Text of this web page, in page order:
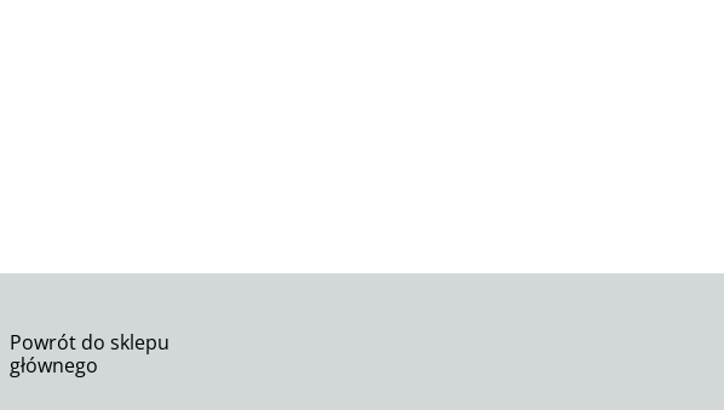
Powrót do sklepu
głównego